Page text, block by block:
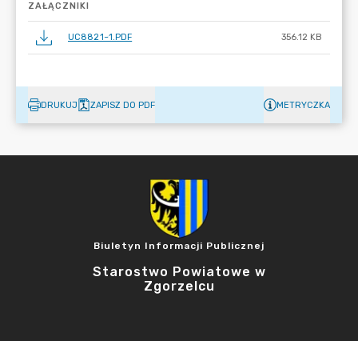
ZAŁĄCZNIKI
UC8821~1.PDF 356.12 KB
DRUKUJ ZAPISZ DO PDF METRYCZKA
Biuletyn Informacji Publicznej
Starostwo Powiatowe w
Zgorzelcu